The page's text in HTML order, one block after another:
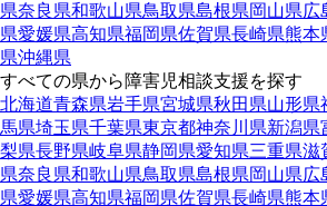
県奈良県和歌山県鳥取県島根県岡山県広
県愛媛県高知県福岡県佐賀県長崎県熊本
県沖縄県
すべての県から障害児相談支援を探す
北海道青森県岩手県宮城県秋田県山形県
馬県埼玉県千葉県東京都神奈川県新潟県
梨県長野県岐阜県静岡県愛知県三重県滋
県奈良県和歌山県鳥取県島根県岡山県広
県愛媛県高知県福岡県佐賀県長崎県熊本